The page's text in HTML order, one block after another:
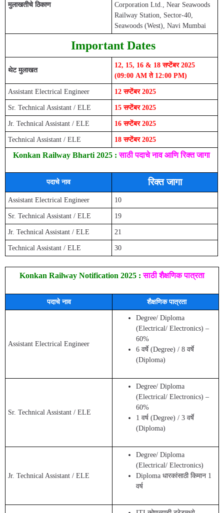
मुलाखतीचे ठिकाण
Corporation Ltd., Near Seawoods
Railway Station, Sector-40,
Seawoods (West), Navi Mumbai
Important Dates
थेट मुलाखत
12, 15, 16 & 18 सप्टेंबर 2025
(09:00 AM ते 12:00 PM)
Assistant Electrical Engineer 12 सप्टेंबर 2025
Sr. Technical Assistant / ELE 15 सप्टेंबर 2025
Jr. Technical Assistant / ELE 16 सप्टेंबर 2025
Technical Assistant / ELE 18 सप्टेंबर 2025
Konkan Railway Bharti 2025 : साठी पदाचे नाव आणि रिक्त जागा
पदाचे नाव रिक्त जागा
Assistant Electrical Engineer 10
Sr. Technical Assistant / ELE 19
Jr. Technical Assistant / ELE 21
Technical Assistant / ELE 30
Konkan Railway Notification 2025 :साठी शैक्षणिक पात्रता
पदाचे नाव शैक्षणिक पात्रता
Assistant Electrical Engineer
Degree/ Diploma
(Electrical/ Electronics) –
60%
6 वर्षे (Degree) / 8 वर्षे
(Diploma)
Sr. Technical Assistant / ELE
Degree/ Diploma
(Electrical/ Electronics) –
60%
1 वर्ष (Degree) / 3 वर्षे
(Diploma)
Jr. Technical Assistant / ELE
Degree/ Diploma
(Electrical/ Electronics)
Diploma धारकांसाठी किमान 1
वर्ष